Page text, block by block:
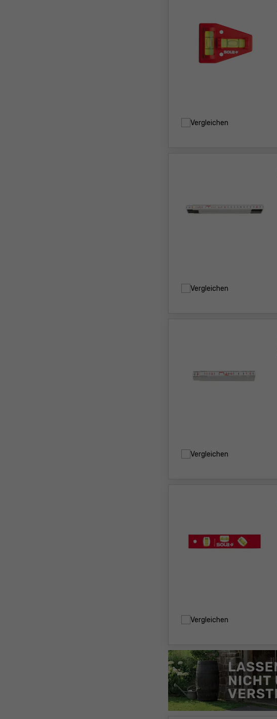
Vergleichen
Vergleichen
Vergleichen
Vergleichen